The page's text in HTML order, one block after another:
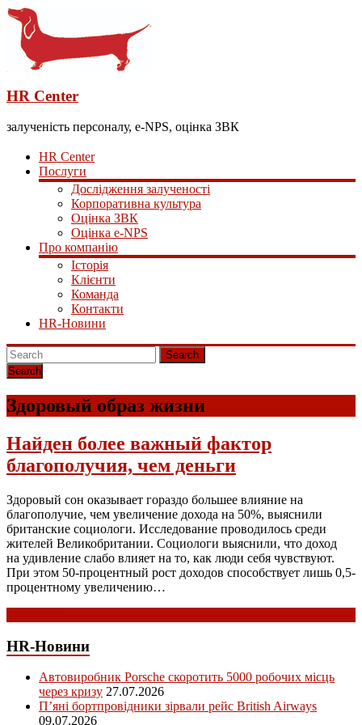
HR Center
залученість персоналу, e-NPS, оцінка ЗВК
HR Center
Послуги
Дослідження залученості
Корпоративна культура
Оцінка ЗВК
Оцінка e-NPS
Про компанію
Історія
Клієнти
Команда
Контакти
HR-Новини
Search
Здоровый образ жизни
Найден более важный фактор
благополучия, чем деньги
Здоровый сон оказывает гораздо большее влияние на
благополучие, чем увеличение дохода на 50%, выяснили
британские социологи. Исследование проводилось среди
жителей Великобритании. Социологи выяснили, что доход
на удивление слабо влияет на то, как люди себя чувствуют.
При этом 50-процентный рост доходов способствует лишь 0,5-
процентному увеличению…
HR-Новини
Автовиробник Porsche скоротить 5000 робочих місць
через кризу 27.07.2026
П’яні бортпровідники зірвали рейс British Airways
09.07.2026